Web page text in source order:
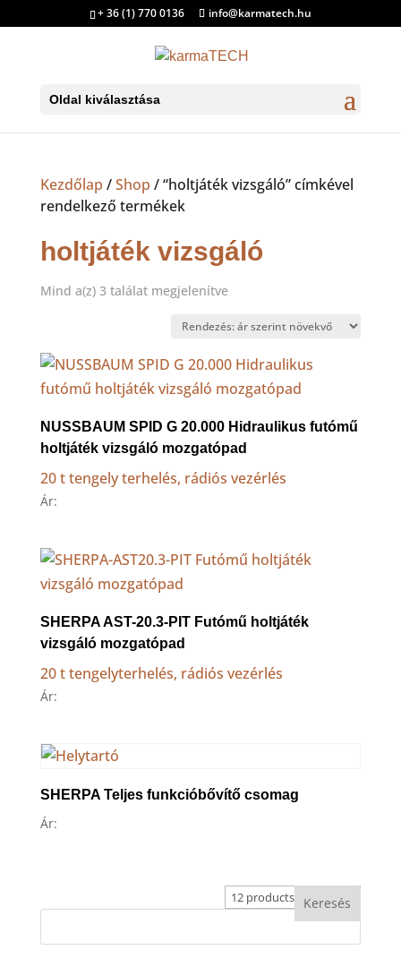
+ 36 (1) 770 0136 info@karmatech.hu
Oldal kiválasztása
Kezdőlap /Shop / “holtjáték vizsgáló” címkével
rendelkező termékek
holtjáték vizsgáló
Mind a(z) 3 találat megjelenítveSorted
price:
to
high
NUSSBAUM SPID G 20.000 Hidraulikus futómű
holtjáték vizsgáló mozgatópad
20 t tengely terhelés, rádiós vezérlés
Ár:
SHERPA AST-20.3-PIT Futómű holtjáték
vizsgáló mozgatópad
20 t tengelyterhelés, rádiós vezérlés
Ár:
SHERPA Teljes funkcióbővítő csomag
Ár: